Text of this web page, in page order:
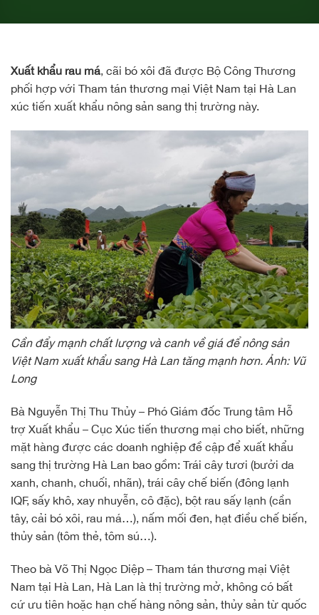
Xuất khẩu rau má, cãi bó xôi đã được Bộ Công Thương
phối hợp với Tham tán thương mại Việt Nam tại Hà Lan
xúc tiến xuất khẩu nông sản sang thị trường này.
Cần đẩy mạnh chất lượng và canh về giá để nông sản
Việt Nam xuất khẩu sang Hà Lan tăng mạnh hơn. Ảnh: Vũ
Long
Bà Nguyễn Thị Thu Thủy – Phó Giám đốc Trung tâm Hỗ
trợ Xuất khẩu – Cục Xúc tiến thương mại cho biết, những
mặt hàng được các doanh nghiệp đề cập để xuất khẩu
sang thị trường Hà Lan bao gồm: Trái cây tươi (bưởi da
xanh, chanh, chuối, nhãn), trái cây chế biến (đông lạnh
IQF, sấy khô, xay nhuyễn, cô đặc), bột rau sấy lạnh (cần
tây, cải bó xôi, rau má…), nấm mối đen, hạt điều chế biến,
thủy sản (tôm thẻ, tôm sú…).
Theo bà Võ Thị Ngọc Diệp – Tham tán thương mại Việt
Nam tại Hà Lan, Hà Lan là thị trường mở, không có bất
cứ ưu tiên hoặc hạn chế hàng nông sản, thủy sản từ quốc